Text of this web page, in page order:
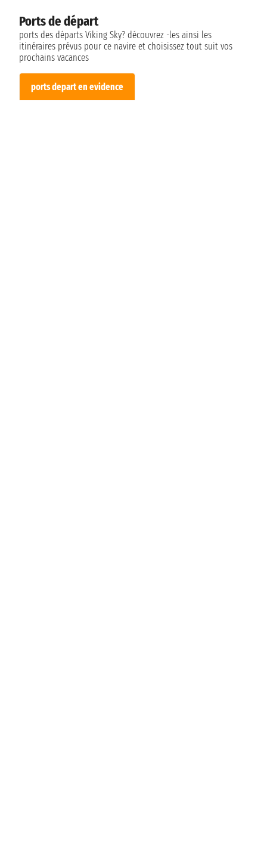
Ports de départ
ports des départs Viking Sky? découvrez -les ainsi les
itinéraires prévus pour ce navire et choisissez tout suit vos
prochains vacances
ports depart en evidence